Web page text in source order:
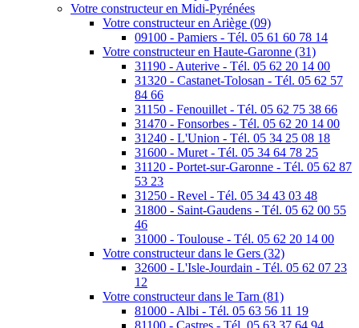
Votre constructeur en Midi-Pyrénées
Votre constructeur en Ariège (09)
09100 - Pamiers - Tél. 05 61 60 78 14
Votre constructeur en Haute-Garonne (31)
31190 - Auterive - Tél. 05 62 20 14 00
31320 - Castanet-Tolosan - Tél. 05 62 57
84 66
31150 - Fenouillet - Tél. 05 62 75 38 66
31470 - Fonsorbes - Tél. 05 62 20 14 00
31240 - L'Union - Tél. 05 34 25 08 18
31600 - Muret - Tél. 05 34 64 78 25
31120 - Portet-sur-Garonne - Tél. 05 62 87
53 23
31250 - Revel - Tél. 05 34 43 03 48
31800 - Saint-Gaudens - Tél. 05 62 00 55
46
31000 - Toulouse - Tél. 05 62 20 14 00
Votre constructeur dans le Gers (32)
32600 - L'Isle-Jourdain - Tél. 05 62 07 23
12
Votre constructeur dans le Tarn (81)
81000 - Albi - Tél. 05 63 56 11 19
81100 - Castres - Tél. 05 63 37 64 94